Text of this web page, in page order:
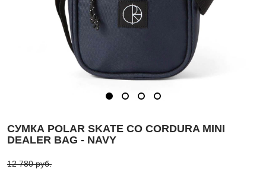
СУМКА POLAR SKATE CO CORDURA MINI
DEALER BAG - NAVY
12 780 pуб.